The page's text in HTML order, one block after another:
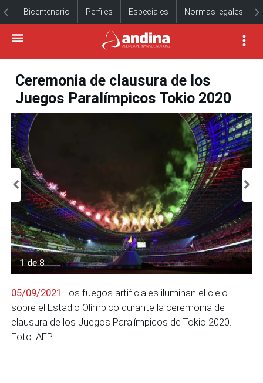
Bicentenario Perfiles Especiales Normas legales
Ceremonia de clausura de los
Juegos Paralímpicos Tokio 2020
1 de 8
05/09/2021 Los fuegos artificiales iluminan el cielo
sobre el Estadio Olímpico durante la ceremonia de
clausura de los Juegos Paralímpicos de Tokio 2020.
Foto: AFP